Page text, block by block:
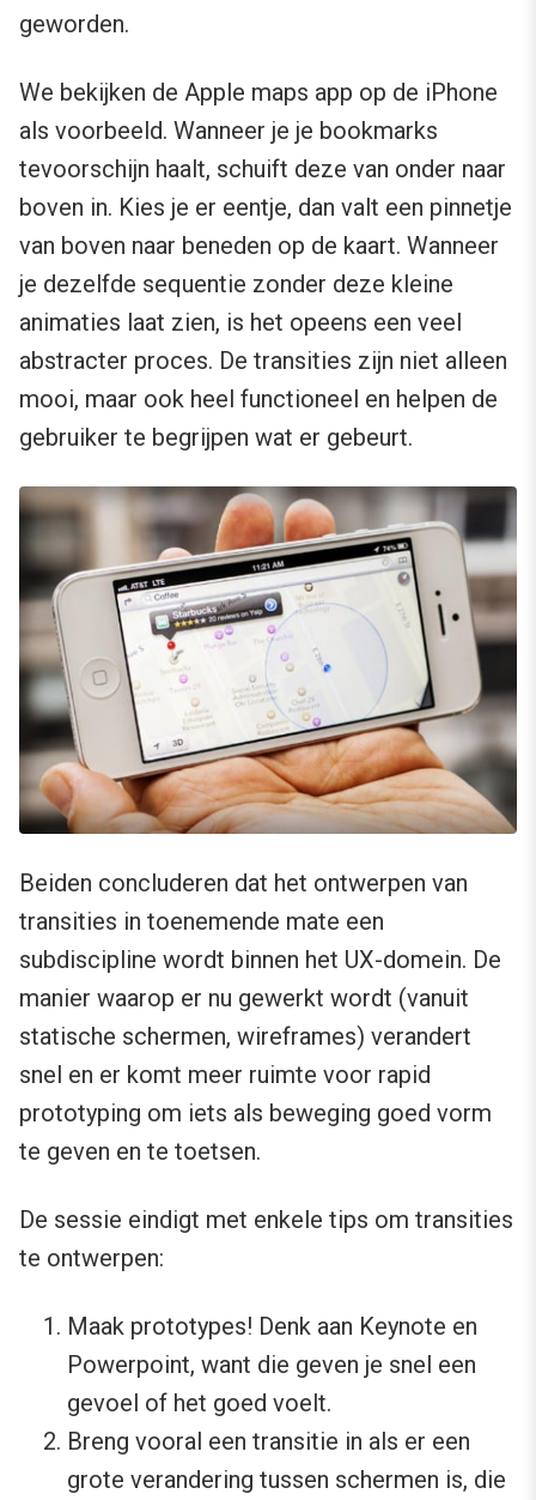
geworden.
We bekijken de Apple maps app op de iPhone
als voorbeeld. Wanneer je je bookmarks
tevoorschijn haalt, schuift deze van onder naar
boven in. Kies je er eentje, dan valt een pinnetje
van boven naar beneden op de kaart. Wanneer
je dezelfde sequentie zonder deze kleine
animaties laat zien, is het opeens een veel
abstracter proces. De transities zijn niet alleen
mooi, maar ook heel functioneel en helpen de
gebruiker te begrijpen wat er gebeurt.
Beiden concluderen dat het ontwerpen van
transities in toenemende mate een
subdiscipline wordt binnen het UX-domein. De
manier waarop er nu gewerkt wordt (vanuit
statische schermen, wireframes) verandert
snel en er komt meer ruimte voor rapid
prototyping om iets als beweging goed vorm
te geven en te toetsen.
De sessie eindigt met enkele tips om transities
te ontwerpen:
Maak prototypes! Denk aan Keynote en
Powerpoint, want die geven je snel een
gevoel of het goed voelt.
Breng vooral een transitie in als er een
grote verandering tussen schermen is, die